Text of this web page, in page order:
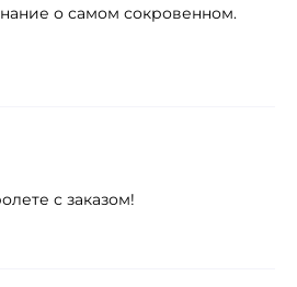
о самом сокровенном.
с заказом!